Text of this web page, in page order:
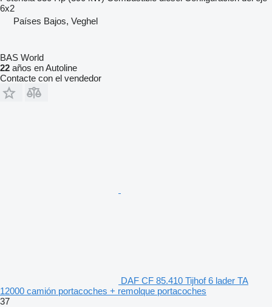
6x2
Países Bajos, Veghel
BAS World
22 años en Autoline
Contacte con el vendedor
DAF CF 85.410 Tijhof 6 lader TA
12000 camión portacoches + remolque portacoches
37